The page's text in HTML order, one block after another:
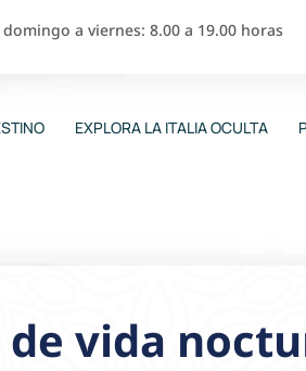
domingo a viernes: 8.00 a 19.00 horas
EXPLORA LA ITALIA OCULTA
vida